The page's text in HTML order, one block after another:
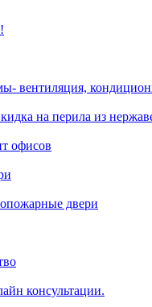
вентиляция,
на перила из
офисов
двери
консультации.